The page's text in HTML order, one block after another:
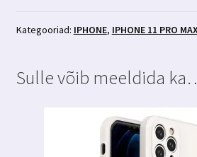
Iphone
max
Kategooriad: IPHONE, IPHONE 11 PRO
Sulle võib meeldida